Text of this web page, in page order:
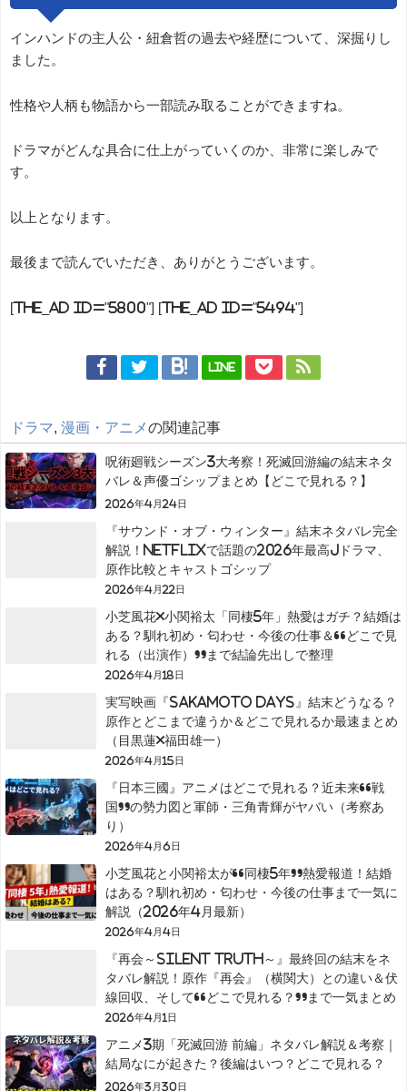
インハンドの主人公・紐倉哲の過去や経歴について、深掘りし
ました。
性格や人柄も物語から一部読み取ることができますね。
ドラマがどんな具合に仕上がっていくのか、非常に楽しみで
す。
以上となります。
最後まで読んでいただき、ありがとうございます。
[the_ad id="5800"] [the_ad id="5494"]
LINE
ドラマ, 漫画・アニメの関連記事
呪術廻戦シーズン3大考察！死滅回游編の結末ネタ
バレ＆声優ゴシップまとめ【どこで見れる？】
2026年4月24日
『サウンド・オブ・ウィンター』結末ネタバレ完全
解説！Netflixで話題の2026年最高Jドラマ、
原作比較とキャストゴシップ
2026年4月22日
小芝風花×小関裕太「同棲5年」熱愛はガチ？結婚は
ある？馴れ初め・匂わせ・今後の仕事＆“どこで見
れる（出演作）”まで結論先出しで整理
2026年4月18日
実写映画『SAKAMOTO DAYS』結末どうなる？
原作とどこまで違うか＆どこで見れるか最速まとめ
（目黒蓮×福田雄一）
2026年4月15日
『日本三國』アニメはどこで見れる？近未来“戦
国”の勢力図と軍師・三角青輝がヤバい（考察あ
り）
2026年4月6日
小芝風花と小関裕太が“同棲5年”熱愛報道！結婚
はある？馴れ初め・匂わせ・今後の仕事まで一気に
解説（2026年4月最新）
2026年4月4日
『再会～Silent Truth～』最終回の結末をネ
タバレ解説！原作『再会』（横関大）との違い＆伏
線回収、そして“どこで見れる？”まで一気まとめ
2026年4月1日
アニメ3期「死滅回游 前編」ネタバレ解説＆考察｜
結局なにが起きた？後編はいつ？どこで見れる？
2026年3月30日